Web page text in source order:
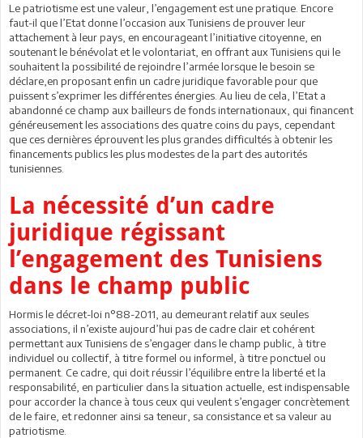
Le patriotisme est une valeur, l’engagement est une pratique. Encore
faut-il que l’Etat donne l’occasion aux Tunisiens de prouver leur
attachement à leur pays, en encourageant l’initiative citoyenne, en
soutenant le bénévolat et le volontariat, en offrant aux Tunisiens qui le
souhaitent la possibilité de rejoindre l’armée lorsque le besoin se
déclare,en proposant enfin un cadre juridique favorable pour que
puissent s’exprimer les différentes énergies. Au lieu de cela, l’Etat a
abandonné ce champ aux bailleurs de fonds internationaux, qui financent
généreusement les associations des quatre coins du pays, cependant
que ces dernières éprouvent les plus grandes difficultés à obtenir les
financements publics les plus modestes de la part des autorités
tunisiennes.
La nécessité d’un cadre
juridique régissant
l’engagement des Tunisiens
dans le champ public
Hormis le décret-loi n°88-2011, au demeurant relatif aux seules
associations, il n’existe aujourd’hui pas de cadre clair et cohérent
permettant aux Tunisiens de s’engager dans le champ public, à titre
individuel ou collectif, à titre formel ou informel, à titre ponctuel ou
permanent. Ce cadre, qui doit réussir l’équilibre entre la liberté et la
responsabilité, en particulier dans la situation actuelle, est indispensable
pour accorder la chance à tous ceux qui veulent s’engager concrètement
de le faire, et redonner ainsi sa teneur, sa consistance et sa valeur au
patriotisme.